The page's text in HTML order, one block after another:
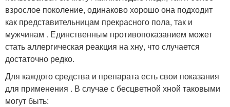
взрослое поколение, одинаково хорошо она подходит
как представительницам прекрасного пола, так и
мужчинам . Единственным противопоказанием может
стать аллергическая реакция на хну, что случается
достаточно редко.
Для каждого средства и препарата есть свои показания
для применения . В случае с бесцветной хной таковыми
могут быть: